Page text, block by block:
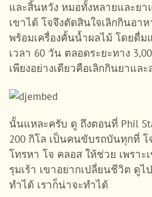
และสิ้นหวัง หมอทั้งหลายและย
เขาได้ โจจึงตัดสินใจเลิกกินอา
พร้อมเครื่องคั้นน้ำผลไม้ โดยดื่
เวลา 60 วัน ตลอดระยะทาง
เพียงอย่างเดียวคือเลิกกินยาแล
นั้นแหละครับ ดู ถึงตอนที่ Phil
200 กิโล เป็นคนขับรถบันทุกที่ โ
โทรหา โจ คลอส ให้ช่วย เพราะ
รุมเร้า เขาอยากเปลี่ยนชีวิต ดูไ
ทำได้ เราก็น่าจะทำได้